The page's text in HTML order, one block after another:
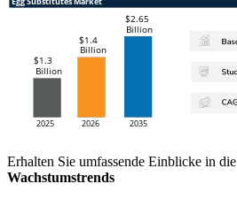
Erhalten Sie umfassende Einblicke in die
Wachstumstrends